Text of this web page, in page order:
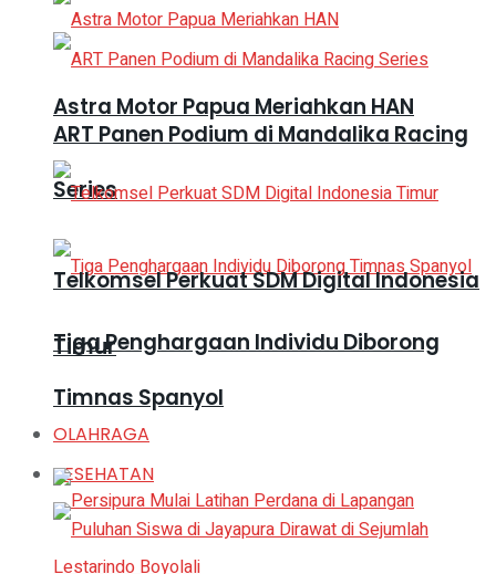
ART Panen Podium di Mandalika Racing
Series
Tiga Penghargaan Individu Diborong
Timnas Spanyol
KESEHATAN
Astra Motor Papua Meriahkan HAN
Telkomsel Perkuat SDM Digital Indonesia
Timur
OLAHRAGA